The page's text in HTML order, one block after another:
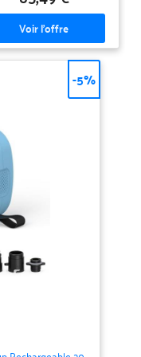
express, puis passe
automatiquement en mode
à 100L/min à 80% de
pression cible. L'arrêt
s'active dès la
souhaitée atteinte –
réglage sans surveillance.
Intelligents pour une
: SUP (12 PSI), Tente
Jouet de Piscine (1 PSI),
(±0,5 PSI précis) et
Personnalisé (1-20 PSI).
de réglages fastidieux, plus
pour profiter de l'eau.
Double pour des
Sans Limite : Jusqu'à 7-
complets de SUP.
cas de batterie faible,
l'adaptateur 12V inclus.
anti-panne en plein
air. Gonflage Rapide &
en minutes pour un
ultra-compact. Kit
-5%